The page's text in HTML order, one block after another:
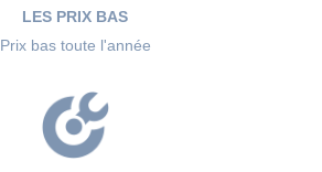
LES PRIX BAS
Prix bas toute l'année